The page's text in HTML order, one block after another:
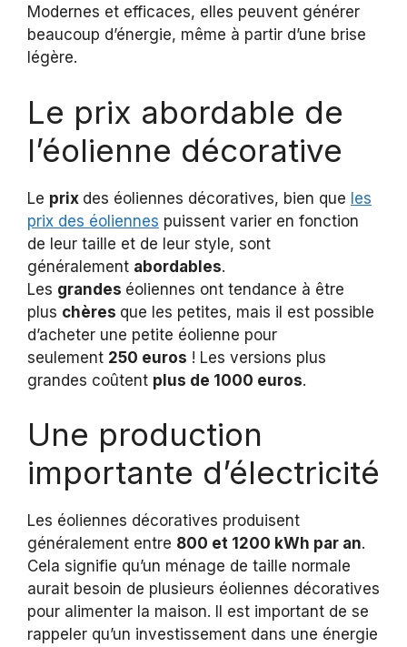
Modernes et efficaces, elles peuvent générer
beaucoup d’énergie, même à partir d’une brise
légère.
Le prix abordable de
l’éolienne décorative
Le prix des éoliennes décoratives, bien que les
prix des éoliennes puissent varier en fonction
de leur taille et de leur style, sont
généralement abordables.
Les grandes éoliennes ont tendance à être
plus chères que les petites, mais il est possible
d’acheter une petite éolienne pour
seulement 250 euros ! Les versions plus
grandes coûtent plus de 1000 euros.
Une production
importante d’électricité
Les éoliennes décoratives produisent
généralement entre 800 et 1200 kWh par an.
Cela signifie qu’un ménage de taille normale
aurait besoin de plusieurs éoliennes décoratives
pour alimenter la maison. Il est important de se
rappeler qu’un investissement dans une énergie